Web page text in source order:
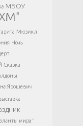
МБОУ
Мюзикл
Ночь
Сказка
Ярошевич
мира"